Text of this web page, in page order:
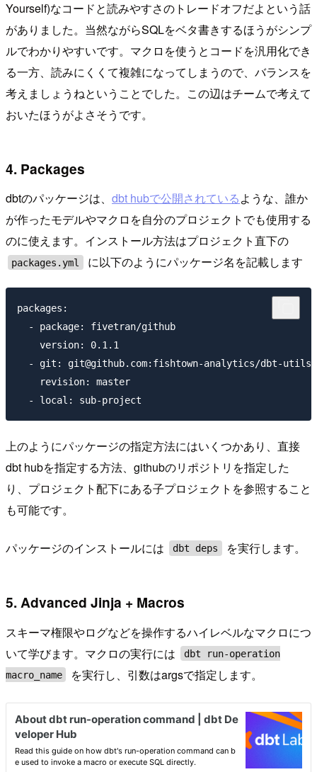
Yourself)なコードと読みやすさのトレードオフだよという話
がありました。当然ながらSQLをベタ書きするほうがシンプ
ルでわかりやすいです。マクロを使うとコードを汎用化でき
る一方、読みにくくて複雑になってしまうので、バランスを
考えましょうねということでした。この辺はチームで考えて
おいたほうがよさそうです。
4. Packages
dbtのパッケージは、 dbt hubで公開されているような、誰か
が作ったモデルやマクロを自分のプロジェクトでも使用する
のに使えます。インストール方法はプロジェクト直下の
packages.yml に以下のようにパッケージ名を記載します
packages:
  - package: fivetran/github
    version: 0.1.1
- git: git@github.com:fishtown-analytics/dbt-
    revision: master
上のようにパッケージの指定方法にはいくつかあり、直接
dbt hubを指定する方法、githubのリポジトリを指定した
り、プロジェクト配下にある子プロジェクトを参照すること
も可能です。
パッケージのインストールには dbt deps を実行します。
5. Advanced Jinja + Macros
スキーマ権限やログなどを操作するハイレベルなマクロにつ
いて学びます。マクロの実行には
dbt run-operation
macro_name
を実行し、引数はargsで指定します。